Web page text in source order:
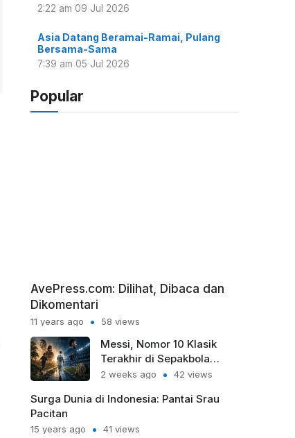
2:22 am 09 Jul 2026
Asia Datang Beramai-Ramai, Pulang
Bersama-Sama
7:39 am 05 Jul 2026
Popular
AvePress.com: Dilihat, Dibaca dan
Dikomentari
11 years ago 58 views
Messi, Nomor 10 Klasik
Terakhir di Sepakbola
Modern
2 weeks ago 42 views
Surga Dunia di Indonesia: Pantai Srau
Pacitan
15 years ago 41 views